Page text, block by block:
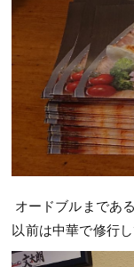
オードブルまであ
以前は中華で修行